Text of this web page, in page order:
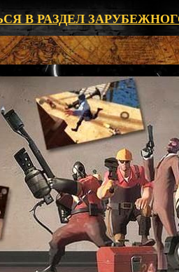
В РАЗДЕЛ